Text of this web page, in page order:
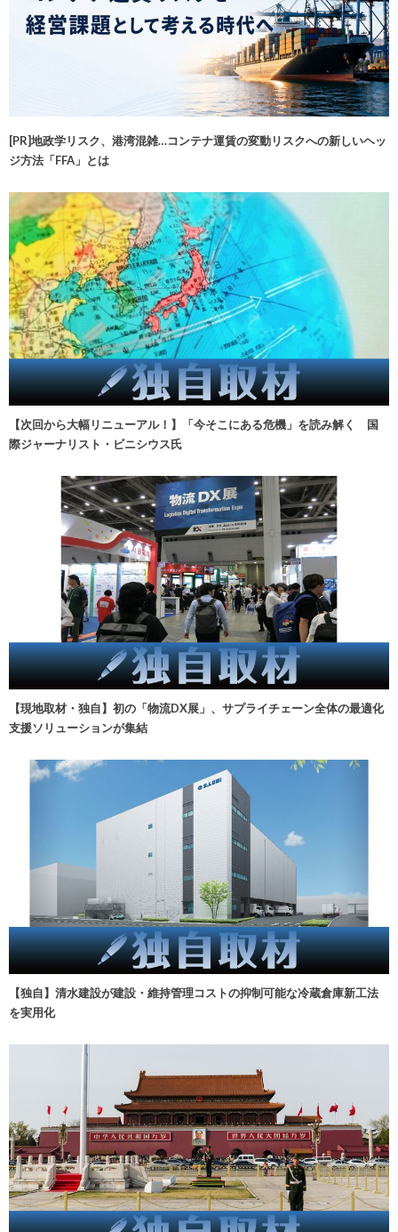
[PR]地政学リスク、港湾混雑…コンテナ運賃の変動リスクへの新しいヘッ
ジ方法「FFA」とは
【次回から大幅リニューアル！】「今そこにある危機」を読み解く 国
際ジャーナリスト・ビニシウス氏
【現地取材・独自】初の「物流DX展」、サプライチェーン全体の最適化
支援ソリューションが集結
【独自】清水建設が建設・維持管理コストの抑制可能な冷蔵倉庫新工法
を実用化